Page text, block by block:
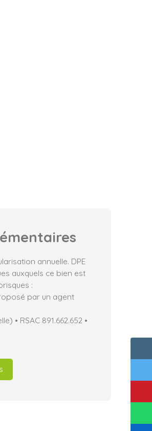
annuelle. DPE
auxquels ce bien est
:
par un agent
• RSAC 891.662.652 •